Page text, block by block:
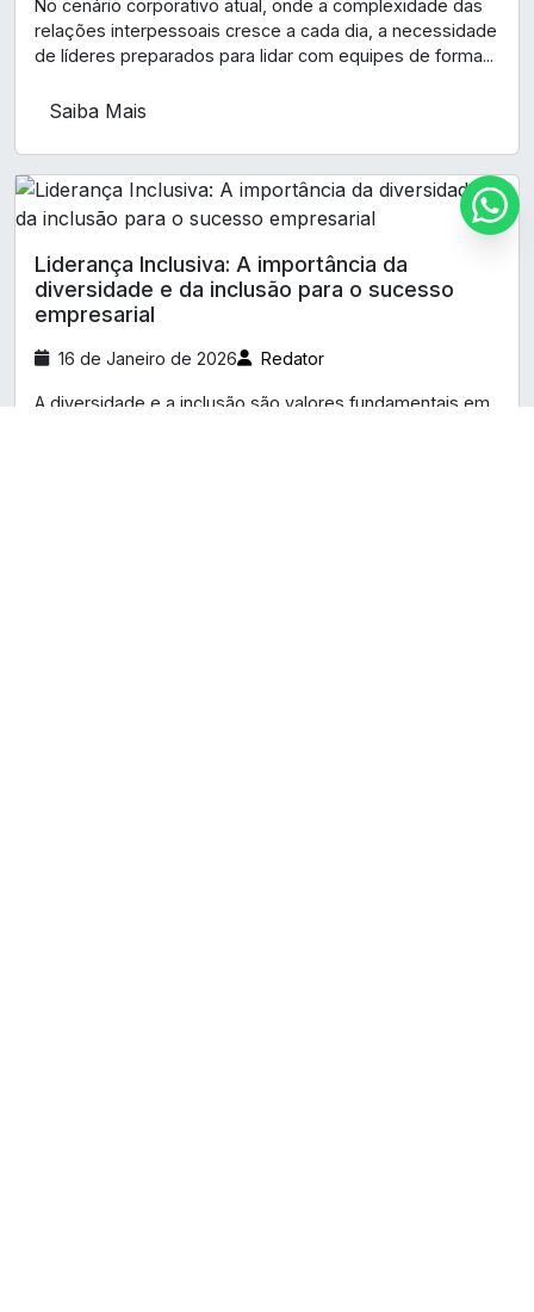
No cenário corporativo atual, onde a complexidade das
relações interpessoais cresce a cada dia, a necessidade
de líderes preparados para lidar com equipes de forma...
Saiba Mais
Liderança Inclusiva: A importância da
diversidade e da inclusão para o sucesso
empresarial
16 de Janeiro de 2026 Redator
A diversidade e a inclusão são valores fundamentais em